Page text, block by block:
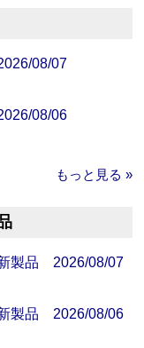
08/07
08/06
もっと見る »
製品 2026/08/07
製品 2026/08/06